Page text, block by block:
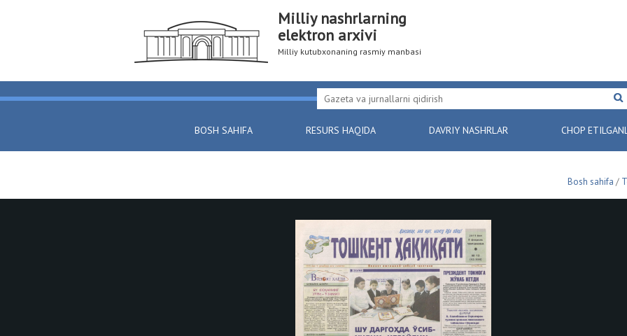
Milliy nashrlarning
elektron arxivi
Milliy kutubxonaning rasmiy manbasi
BOSH SAHIFA RESURS HAQIDA DAVRIY NASHRLAR CHOP
Bosh sahifa /